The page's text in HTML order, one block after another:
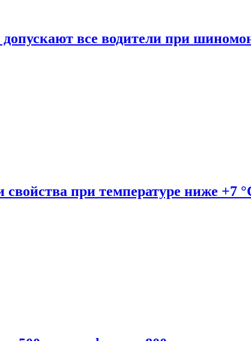
все водители при
при температуре ниже +7